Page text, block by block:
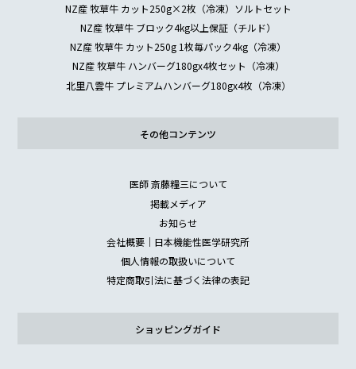
NZ産 牧草牛 カット250g×2枚（冷凍）ソルトセット
NZ産 牧草牛 ブロック4kg以上保証（チルド）
NZ産 牧草牛 カット250g 1枚毎パック4kg（冷凍）
NZ産 牧草牛 ハンバーグ180gx4枚セット（冷凍）
北里八雲牛 プレミアムハンバーグ180gx4枚（冷凍）
その他コンテンツ
医師 斎藤糧三について
掲載メディア
お知らせ
会社概要｜日本機能性医学研究所
個人情報の取扱いについて
特定商取引法に基づく法律の表記
ショッピングガイド